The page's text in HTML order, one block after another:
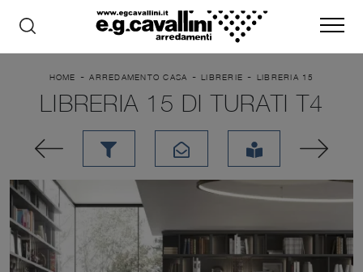
HOME -ARREDAMENTO CASA - LIBRERIE - LIBRERIA 15
LIBRERIA 15 DI TURATI T4